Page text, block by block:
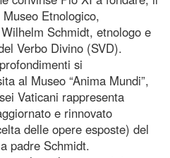
Etnologico,
Schmidt, etnologo e
Verbo Divino (SVD).
si
al Museo “Anima Mundi”,
Vaticani rappresenta
e rinnovato
delle opere esposte) del
padre Schmidt.